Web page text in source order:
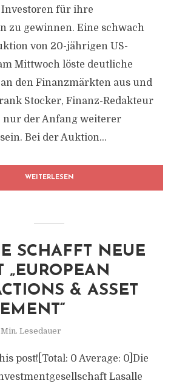
Investoren für ihre
zu gewinnen. Eine schwach
von 20-jährigen US-
Mittwoch löste deutliche
den Finanzmärkten aus und
Stocker, Finanz-Redakteur
nur der Anfang weiterer
Bei der Auktion...
WEITERLESEN
SCHAFFT NEUE
„EUROPEAN
& ASSET
Lesedauer
post![Total: 0 Average: 0]Die
Lasalle